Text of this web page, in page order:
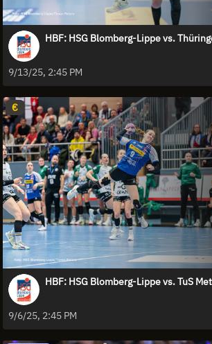
HBF: HSG Blomberg-Lippe vs.
9/13/25, 2:45 PM
€
HBF: HSG Blomberg-Lippe vs. TuS
9/6/25, 2:45 PM